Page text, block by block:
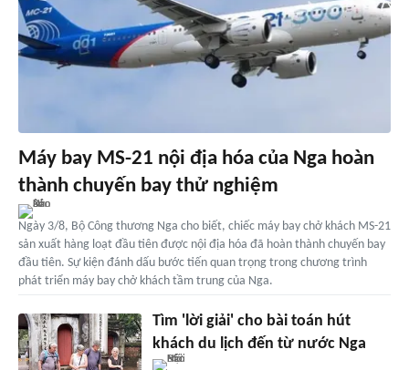
Máy bay MS-21 nội địa hóa của Nga hoàn
thành chuyến bay thử nghiệm
Ngày 3/8, Bộ Công thương Nga cho biết, chiếc máy bay chở khách MS-21
sản xuất hàng loạt đầu tiên được nội địa hóa đã hoàn thành chuyến bay
đầu tiên. Sự kiện đánh dấu bước tiến quan trọng trong chương trình
phát triển máy bay chở khách tầm trung của Nga.
Tìm 'lời giải' cho bài toán hút
khách du lịch đến từ nước Nga